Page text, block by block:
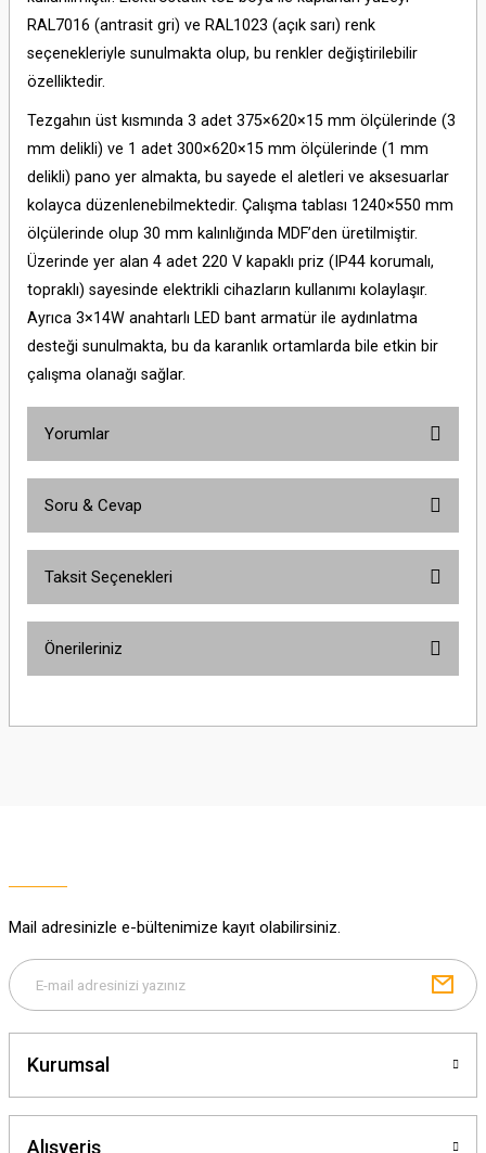
RAL7016 (antrasit gri) ve RAL1023 (açık sarı) renk
seçenekleriyle sunulmakta olup, bu renkler değiştirilebilir
özelliktedir.
Tezgahın üst kısmında 3 adet 375×620×15 mm ölçülerinde (3
mm delikli) ve 1 adet 300×620×15 mm ölçülerinde (1 mm
delikli) pano yer almakta, bu sayede el aletleri ve aksesuarlar
kolayca düzenlenebilmektedir. Çalışma tablası 1240×550 mm
ölçülerinde olup 30 mm kalınlığında MDF’den üretilmiştir.
Üzerinde yer alan 4 adet 220 V kapaklı priz (IP44 korumalı,
topraklı) sayesinde elektrikli cihazların kullanımı kolaylaşır.
Ayrıca 3×14W anahtarlı LED bant armatür ile aydınlatma
desteği sunulmakta, bu da karanlık ortamlarda bile etkin bir
çalışma olanağı sağlar.
Yorumlar
Soru & Cevap
Taksit Seçenekleri
Önerileriniz
yetersiz gördüğünüz noktaları öneri formunu kullanarak tarafımıza
Bu ürüne benzer farklı alternatifler olmalı.
Mail adresinizle e-bültenimize kayıt olabilirsiniz.
Kurumsal
Alışveriş